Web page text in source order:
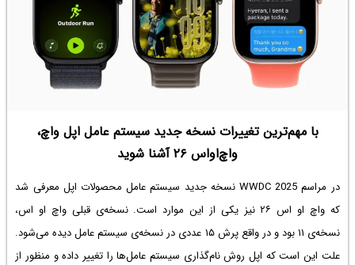
با مهم‌ترین تغییرات نسخه جدید سیستم عامل اپل واچ،
واچ‌او‌اس ۲۶ آشنا شوید
در مراسم WWDC 2025 نسخه جدید سیستم عامل محصولات اپل معرفی شد
که واچ او اس ۲۶ نیز یکی از این موارد است. نسخه‌ی قبلی واچ او اس،
نسخه‌ی ۱۱ بود و در واقع پرش ۱۵ عددی در نسخه‌ی سیستم عامل دیده می‌شود.
علت این است که اپل روش نام‌گذاری سیستم عامل‌ها را تغییر داده و منظور از